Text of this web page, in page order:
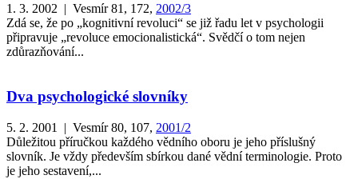
1. 3. 2002 | Vesmír 81, 172, 2002/3
Zdá se, že po „kognitivní revoluci“ se již řadu let v psychologii
připravuje „revoluce emocionalistická“. Svědčí o tom nejen
zdůrazňování...
Dva psychologické slovníky
5. 2. 2001 | Vesmír 80, 107, 2001/2
Důležitou příručkou každého vědního oboru je jeho příslušný
slovník. Je vždy především sbírkou dané vědní terminologie. Proto
je jeho sestavení,...